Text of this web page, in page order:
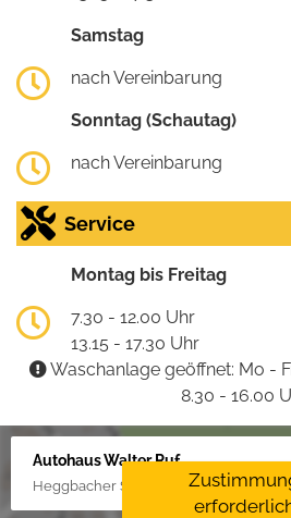
Samstag
nach Vereinbarung
Sonntag (Schautag)
nach Vereinbarung
Service
Montag bis Freitag
7.30 - 12.00 Uhr
13.15 - 17.30 Uhr
Waschanlage geöffnet: Mo -
8.30 - 16.00
Autohaus Walter Ruf
Heggbacher Straße 25, 88477